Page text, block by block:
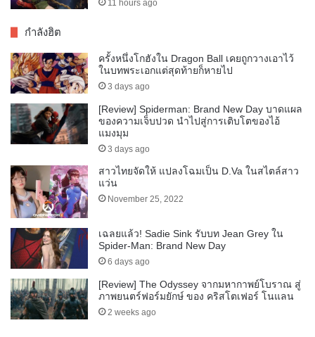
11 hours ago
กำลังฮิต
ครั้งหนึ่งโกฮังใน Dragon Ball เคยถูกวางเอาไว้
ในบทพระเอกแต่สุดท้ายก็หายไป
3 days ago
[Review] Spiderman: Brand New Day บาดแผล
ของความเจ็บปวด นำไปสู่การเติบโตของไอ้
แมงมุม
3 days ago
สาวไทยจัดให้ แปลงโฉมเป็น D.Va ในสไตล์สาว
แว่น
November 25, 2022
เฉลยแล้ว! Sadie Sink รับบท Jean Grey ใน
Spider-Man: Brand New Day
6 days ago
[Review] The Odyssey จากมหากาพย์โบราณ สู่
ภาพยนตร์ฟอร์มยักษ์ ของ คริสโตเฟอร์ โนแลน
2 weeks ago